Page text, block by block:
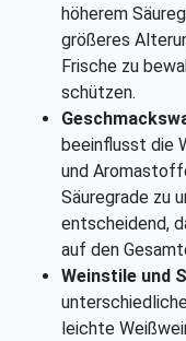
höherem
größeres
Frische zu
schützen.
beeinflusst die
und
Säuregrade zu
entscheidend,
auf den
Weinstile und
leichte